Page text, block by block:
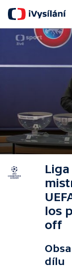
Liga
los
off
dílu